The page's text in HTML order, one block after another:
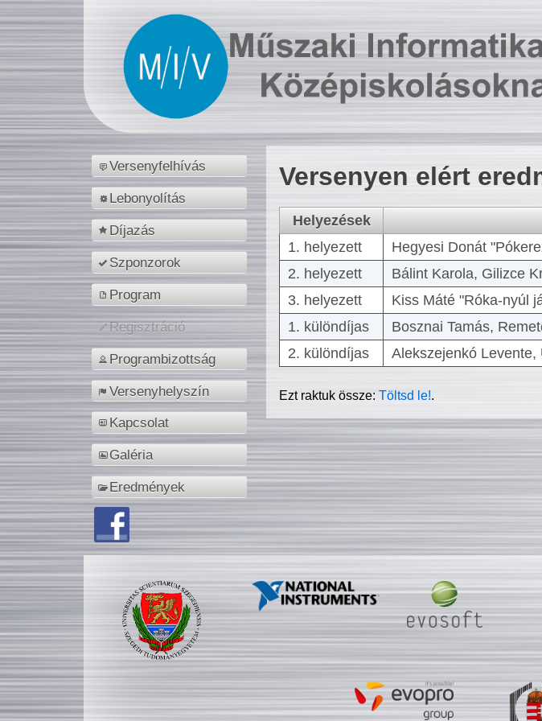
Versenyfelhívás
Lebonyolítás
Díjazás
Szponzorok
Program
Regisztráció
Programbizottság
Versenyhelyszín
Kapcsolat
Galéria
Eredmények
Versenyen elért
Helyezések
1. helyezett
Hegyesi Donát
2. helyezett
Bálint Karola, Gilizce
3. helyezett
Kiss Máté "Róka-nyúl
1. különdíjas
Bosznai Tamás,
2. különdíjas
Alekszejenkó
Ezt raktuk össze:Töltsd le!.